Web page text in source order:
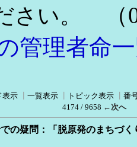
さい。
（
管理者命
表示 一覧表示 トピック表示
番
4174 / 9658 ←次へ
の疑問：「脱原発のまちづ